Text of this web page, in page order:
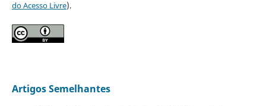
do Acesso Livre).
Artigos Semelhantes